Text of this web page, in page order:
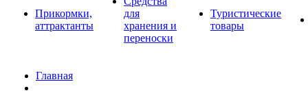
Прикормки,
аттрактанты
для
хранения и
переноски
Туристические
товары
Главная